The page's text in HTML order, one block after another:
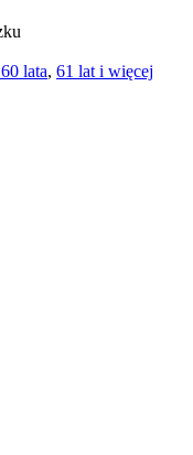
lata, 61 lat i więcej